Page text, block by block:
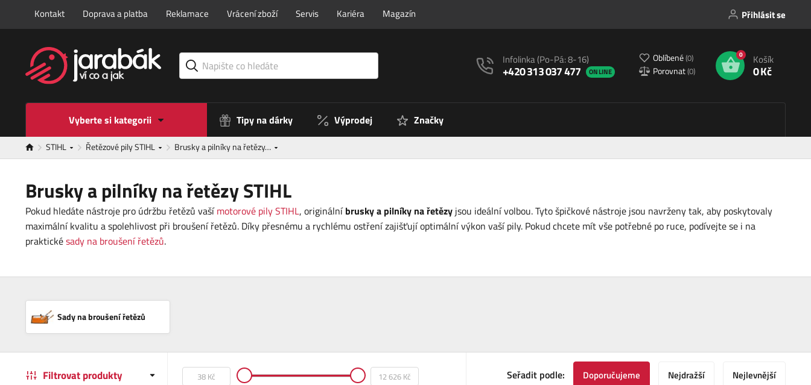
Kontakt Doprava a platba Reklamace Vrácení zboží Servis Kariéra Magazín Přihlásit se
Infolinka(Po-Pá: 8-16)
+420 313 037 477 ONLINE
Oblíbené(0)
Porovnat(0)
0 Košík
0 Kč
Vyberte si kategorii Tipy na dárky Výprodej Značky
STIHL Řetězové pily STIHL Brusky a pilníky na řetězy…
Brusky a pilníky na řetězy STIHL
Pokud hledáte nástroje pro údržbu řetězů vašímotorové pily STIHL, originálníbrusky a pilníky na řetězy jsou ideální volbou. Tyto špičkové nástroje jsou navrženy tak, aby poskytovaly
maximální kvalitu a spolehlivost při broušení řetězů. Díky přesnému a rychlému ostření zajišťují optimální výkon vaší pily. Pokud chcete mít vše potřebné po ruce, podívejte se i na
praktickésady na broušení řetězů.
Sady na broušení řetězů
Filtrovat produkty Seřadit podle: Doporučujeme Nejdražší Nejlevnější